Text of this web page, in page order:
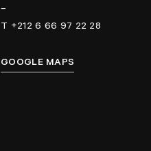
–
T +212 6 66 97 22 28
GOOGLE MAPS